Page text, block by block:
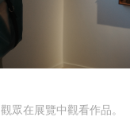
觀眾在展覽中觀看作品。